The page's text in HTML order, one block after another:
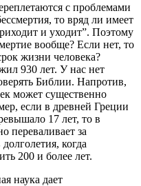
с проблемами
то вряд ли имеет
и уходит”. Поэтому
вообще? Если нет, то
жизни человека?
930 лет. У нас нет
Библии. Напротив,
может существенно
если в древней Греции
17 лет, то в
за
когда
200 и более лет.
наука дает